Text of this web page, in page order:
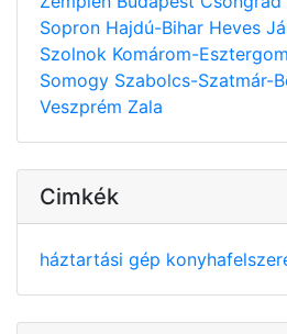
Sopron Hajdú-Bihar Heves
Szolnok Komárom-Esztergom
Somogy Szabolcs-Szatmár-
Veszprém Zala
Cimkék
háztartási gép